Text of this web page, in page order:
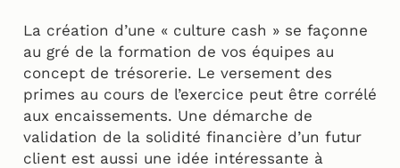
La création d’une « culture cash » se façonne
au gré de la formation de vos équipes au
concept de trésorerie. Le versement des
primes au cours de l’exercice peut être corrélé
aux encaissements. Une démarche de
validation de la solidité financière d’un futur
client est aussi une idée intéressante à